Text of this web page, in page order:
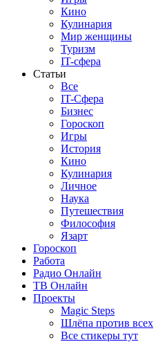
Кино
Кулинария
Мир женщины
Туризм
IT-сфера
Статьи
Все
IT-Сфера
Бизнес
Гороскоп
Игры
История
Кино
Кулинария
Личное
Наука
Путешествия
Философия
Язарт
Гороскоп
Работа
Радио Онлайн
ТВ Онлайн
Проекты
Magic Steps
Шлёпа против всех
Все стикеры тут